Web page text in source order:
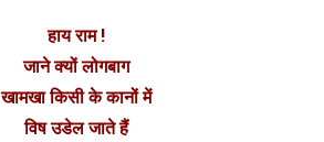
हाय राम !
जाने क्यों लोगबाग
खामखा किसी के कानों में
विष उडेल जाते हैं